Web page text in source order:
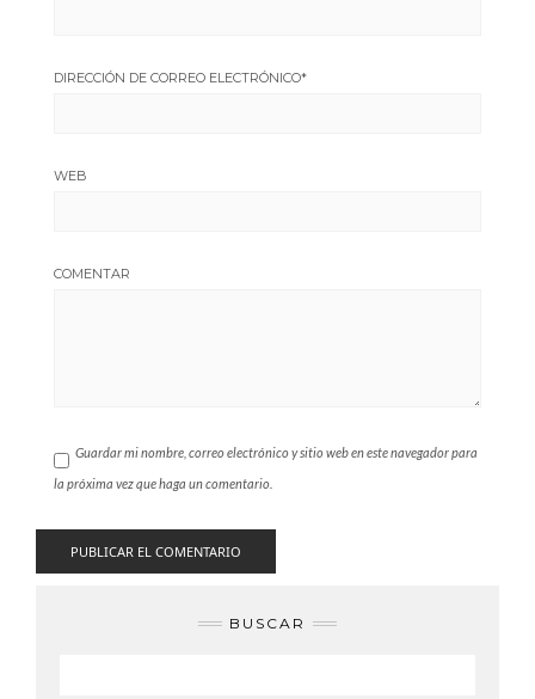
DIRECCIÓN DE CORREO ELECTRÓNICO*
WEB
COMENTAR
Guardar mi nombre, correo electrónico y sitio web en este navegador para
la próxima vez que haga un comentario.
BUSCAR